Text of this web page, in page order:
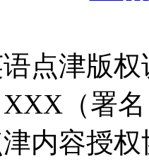
点津版
（署
内容授